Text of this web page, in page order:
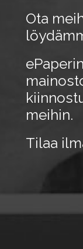
Ota
meihin.
Tilaa